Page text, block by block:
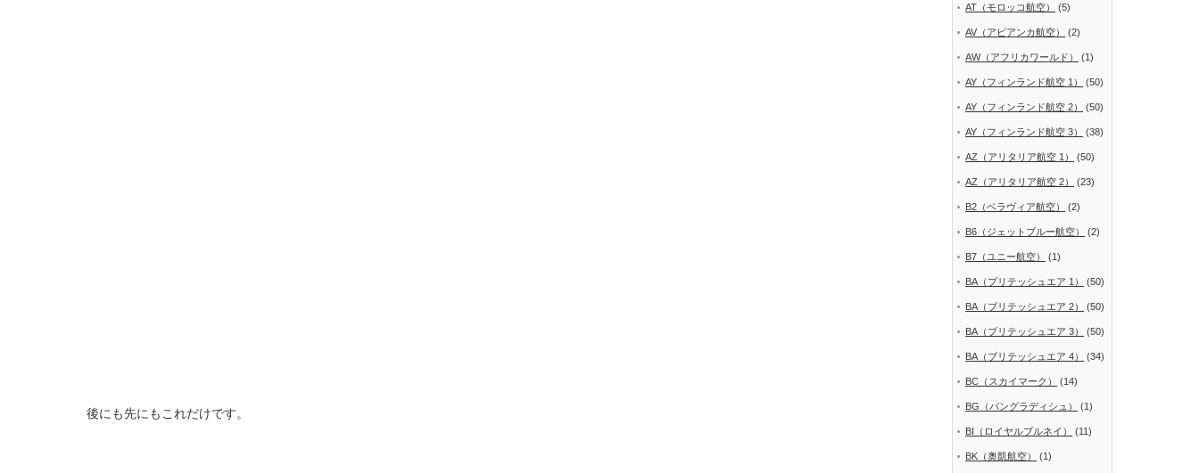
後にも先にもこれだけです。
AT（モロッコ航空） (5)
AV（アビアンカ航空） (2)
AW（アフリカワールド） (1)
AY（フィンランド航空 1） (50)
AY（フィンランド航空 2） (50)
AY（フィンランド航空 3） (38)
AZ（アリタリア航空 1） (50)
AZ（アリタリア航空 2） (23)
B2（ベラヴィア航空） (2)
B6（ジェットブルー航空） (2)
B7（ユニー航空） (1)
BA（ブリテッシュエア 1） (50)
BA（ブリテッシュエア 2） (50)
BA（ブリテッシュエア 3） (50)
BA（ブリテッシュエア 4） (34)
BC（スカイマーク） (14)
BG（バングラディシュ） (1)
BI（ロイヤルブルネイ） (11)
BK（奥凱航空） (1)